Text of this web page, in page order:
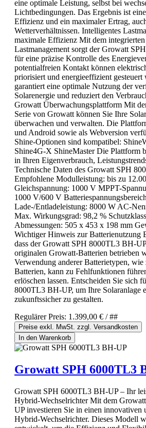
eine optimale Leistung, selbst bei
Lichtbedingungen. Das Ergebnis ist
Effizienz und ein maximaler Ertrag,
Wetterverhältnissen. Intelligentes
maximale Effizienz Mit dem
Lastmanagement sorgt der Growatt
für eine präzise Kontrolle des
potentialfreien Kontakt können
priorisiert und energieeffizient gesteuert
garantiert eine optimale Nutzung der
Solarenergie und reduziert den
Growatt Überwachungsplattform Mit
Serie von Growatt können Sie Ihre
überwachen und verwalten. Die
und Android sowie als Webversion
Shine-Optionen sind kompatibel:
Shine4G-X ShineMaster Die Plattform
in Ihren Eigenverbrauch,
Technische Daten des Growatt SPH
Empfohlene Modulleistung: bis zu
Gleichspannung: 1000 V MPPT-
1000 V/600 V
Lade-/Entladeleistung: 8000 W AC-
Max. Wirkungsgrad: 98,2 %
Abmessungen: 505 x 453 x 198 mm
Wichtiger Hinweis zur Batterienutzung
dass der Growatt SPH 8000TL3 BH-
originalen Growatt-Batterien betrieben
Verwendung anderer Batterietypen,
Batterien, kann zu Fehlfunktionen
erlöschen lassen. Entscheiden Sie sich
8000TL3 BH-UP, um Ihre Solaranlage
zukunftssicher zu gestalten.
Regulärer Preis: 1.399,00 € / ##
Preise exkl. MwSt. zzgl. Versandkosten
In den Warenkorb
Growatt SPH 6000TL3
Growatt SPH 6000TL3 BH-UP – Ihr
Hybrid-Wechselrichter Mit dem
UP investieren Sie in einen innovativen
Hybrid-Wechselrichter. Dieses Modell